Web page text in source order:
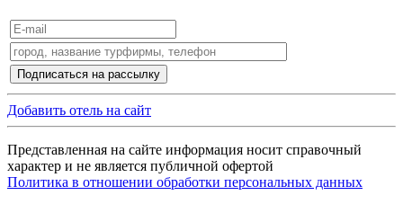
Добавить отель на сайт
Представленная на сайте информация носит справочный
характер и не является публичной офертой
Политика в отношении обработки персональных данных